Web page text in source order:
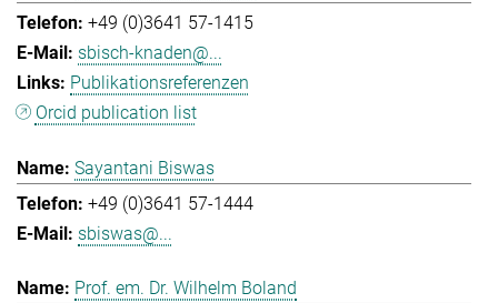
+49 (0)3641 57-1415
sbisch-knaden@...
Publikationsreferenzen
Orcid publication list
Sayantani Biswas
+49 (0)3641 57-1444
sbiswas@...
Prof. em. Dr. Wilhelm Boland